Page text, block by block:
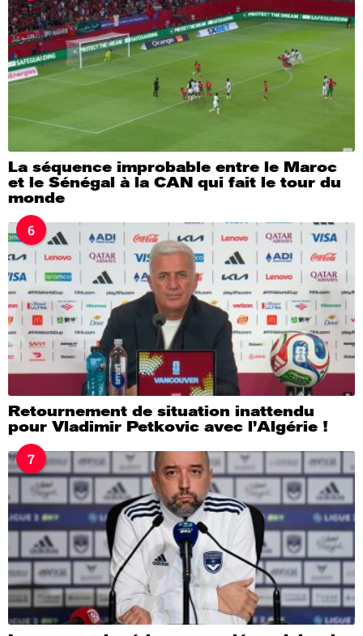
La séquence improbable entre le Maroc
et le Sénégal à la CAN qui fait le tour du
monde
6
Retournement de situation inattendu
pour Vladimir Petkovic avec l’Algérie !
7